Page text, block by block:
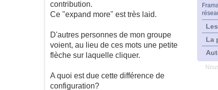
La
contribution.
Ce "expand more" est très laid.
D'autres personnes de mon groupe
voient, au lieu de ces mots une petite
flèche sur laquelle cliquer.
A quoi est due cette différence de
configuration?